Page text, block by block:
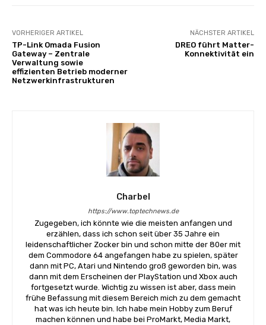
VORHERIGER ARTIKEL
TP-Link Omada Fusion
Gateway – Zentrale
Verwaltung sowie
effizienten Betrieb moderner
Netzwerkinfrastrukturen
NÄCHSTER ARTIKEL
DREO führt Matter-
Konnektivität ein
Charbel
https://www.toptechnews.de
Zugegeben, ich könnte wie die meisten anfangen und
erzählen, dass ich schon seit über 35 Jahre ein
leidenschaftlicher Zocker bin und schon mitte der 80er mit
dem Commodore 64 angefangen habe zu spielen, später
dann mit PC, Atari und Nintendo groß geworden bin, was
dann mit dem Erscheinen der PlayStation und Xbox auch
fortgesetzt wurde. Wichtig zu wissen ist aber, dass mein
frühe Befassung mit diesem Bereich mich zu dem gemacht
hat was ich heute bin. Ich habe mein Hobby zum Beruf
machen können und habe bei ProMarkt, Media Markt,